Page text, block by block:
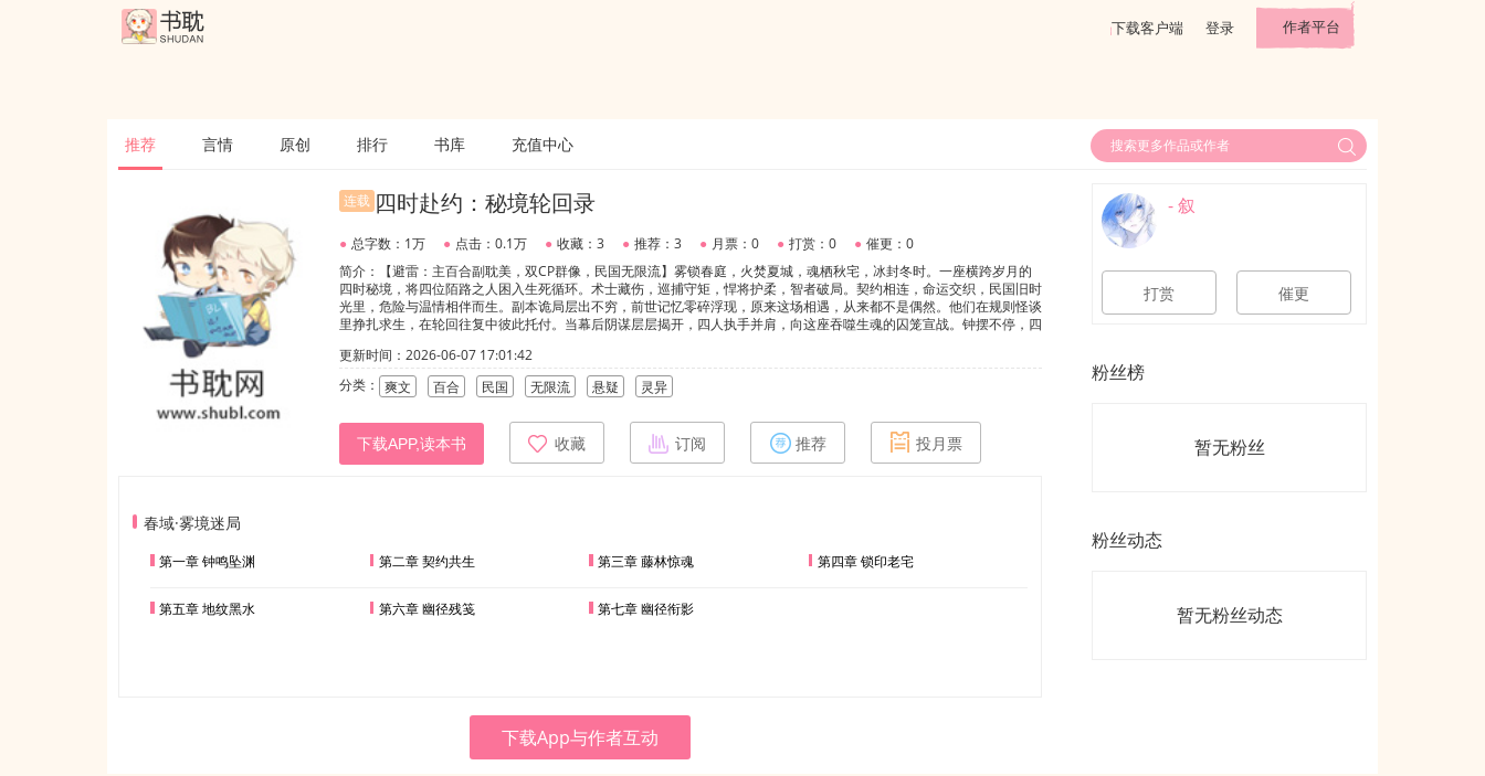
下载客户端 登录 作者平台
推荐 言情 原创 排行 书库 充值中心
连载 四时赴约：秘境轮回录
● 总字数：1万 ● 点击：0.1万 ● 收藏：3 ● 推荐：3 ● 月票：0 ● 打赏：0 ● 催更：0
简介：【避雷：主百合副耽美，双CP群像，民国无限流】雾锁春庭，火焚夏城，魂栖秋宅，冰封冬时。一座横跨岁月的
四时秘境，将四位陌路之人困入生死循环。术士藏伤，巡捕守矩，悍将护柔，智者破局。契约相连，命运交织，民国旧时
光里，危险与温情相伴而生。副本诡局层出不穷，前世记忆零碎浮现，原来这场相遇，从来都不是偶然。他们在规则怪谈
里挣扎求生，在轮回往复中彼此托付。当幕后阴谋层层揭开，四人执手并肩，向这座吞噬生魂的囚笼宣战。钟摆不停，四
更新时间：2026-06-07 17:01:42
分类： 爽文 百合 民国 无限流 悬疑 灵异
下载APP,读本书 收藏 订阅 推荐 投月票
春域·雾境迷局
第一章 钟鸣坠渊 第二章 契约共生 第三章 藤林惊魂 第四章 锁印老宅
第五章 地纹黑水 第六章 幽径残笺 第七章 幽径衔影
下载App与作者互动
- 叙
打赏 催更
粉丝榜
暂无粉丝
粉丝动态
暂无粉丝动态